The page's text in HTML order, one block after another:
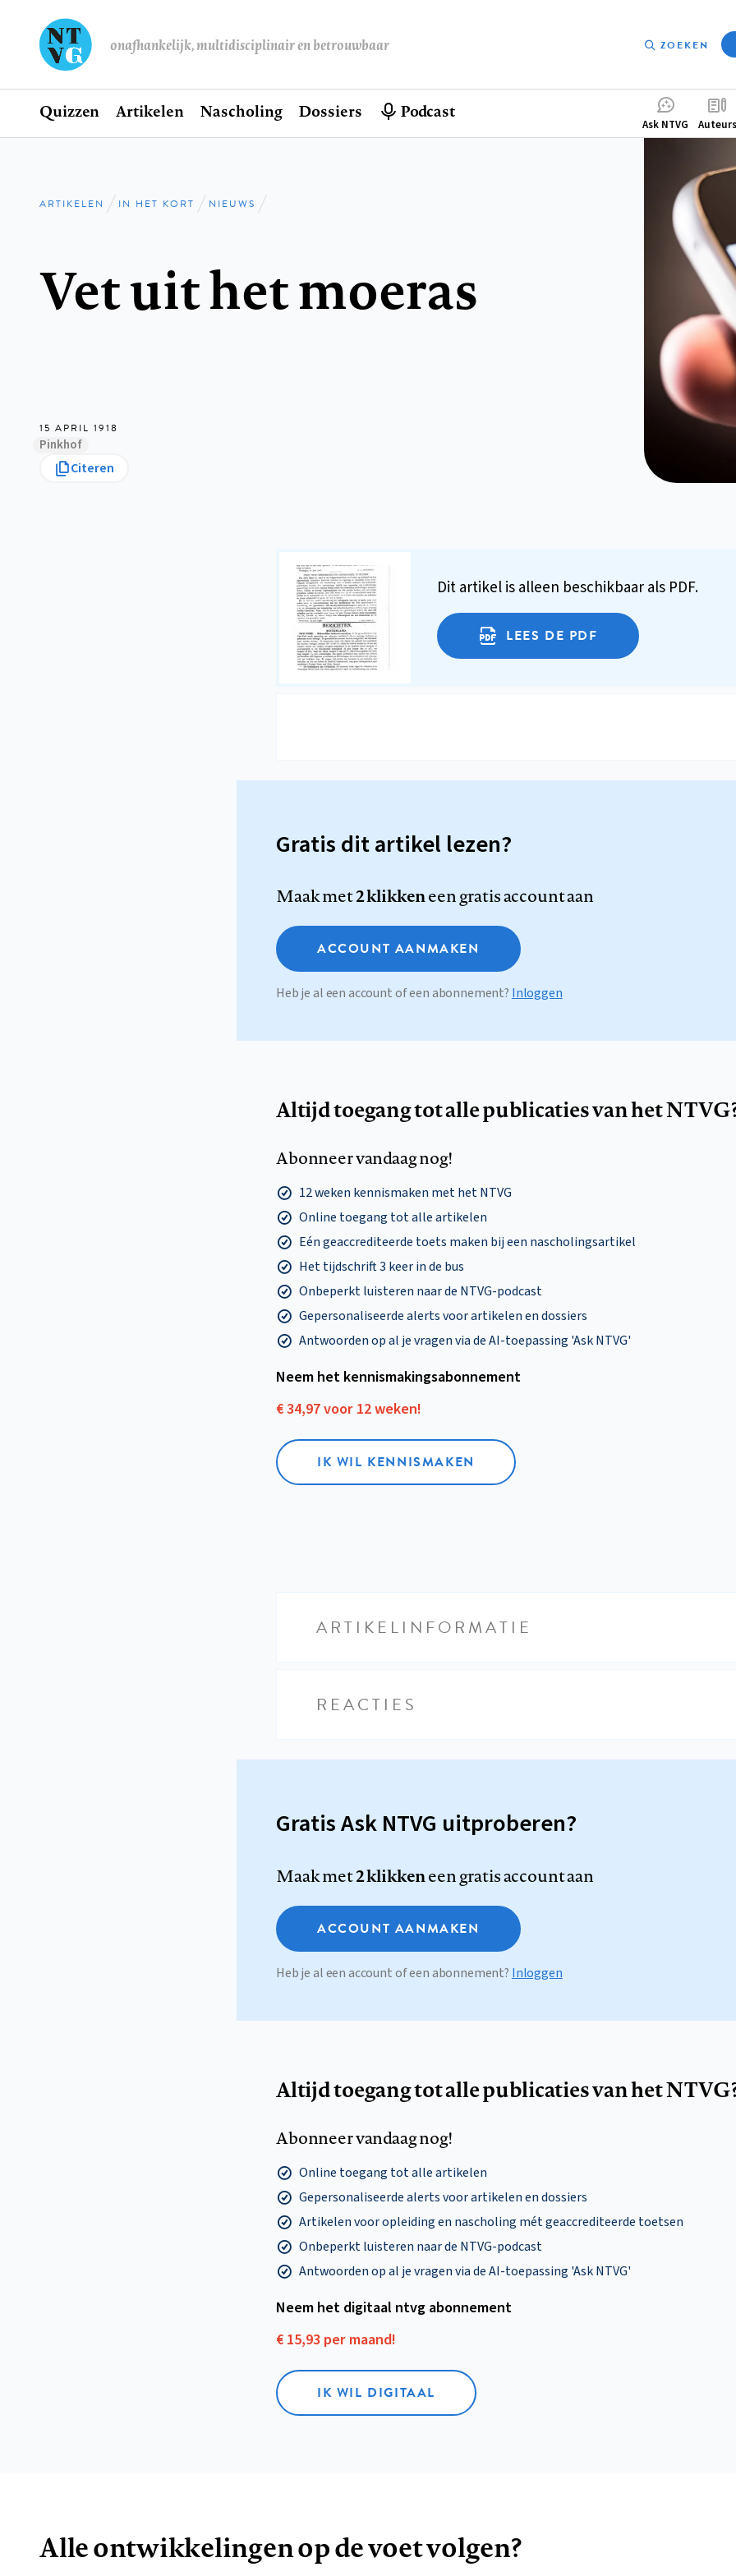
onafhankelijk, multidisciplinair en betrouwbaar ZOEKEN
Hoofdnavigatie
Home
Quizzen Artikelen Nascholing Dossiers Podcast
Ask NTVG Auteurs
Kruimelpad
ARTIKELEN IN HET KORT NIEUWS
Vet uit het moeras
15 APRIL 1918
Pinkhof
Citeren
Dit artikel is alleen beschikbaar als PDF.
LEES DE PDF
Gratis dit artikel lezen?
Maak met2 klikkeneen gratis account aan
ACCOUNT AANMAKEN
Heb je al een account of een abonnement? Inloggen
Altijd toegang tot alle publicaties van het
Abonneer vandaag nog!
12 weken kennismaken met het NTVG
Online toegang tot alle artikelen
Eén geaccrediteerde toets maken bij een nascholingsartikel
Het tijdschrift 3 keer in de bus
Onbeperkt luisteren naar de NTVG-podcast
Gepersonaliseerde alerts voor artikelen en dossiers
Antwoorden op al je vragen via de AI-toepassing 'Ask NTVG'
Neem het kennismakings­abonnement
€ 34,97 voor 12 weken!
IK WIL KENNISMAKEN
ARTIKELINFORMATIE
REACTIES
Gratis Ask NTVG uitproberen?
Maak met2 klikkeneen gratis account aan
ACCOUNT AANMAKEN
Heb je al een account of een abonnement? Inloggen
Altijd toegang tot alle publicaties van het
Abonneer vandaag nog!
Online toegang tot alle artikelen
Gepersonaliseerde alerts voor artikelen en dossiers
Artikelen voor opleiding en nascholing mét geaccrediteerde toetsen
Onbeperkt luisteren naar de NTVG-podcast
Antwoorden op al je vragen via de AI-toepassing 'Ask NTVG'
Neem het digitaal ntvg abonnement
€ 15,93 per maand!
IK WIL DIGITAAL
Alle ontwikkelingen op de voet volgen?